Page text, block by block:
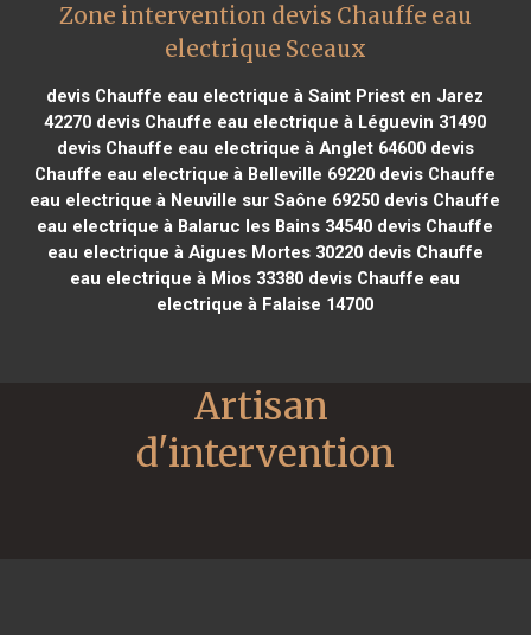
Zone intervention devis Chauffe eau
electrique Sceaux
devis Chauffe eau electrique à Saint Priest en Jarez
42270 devis Chauffe eau electrique à Léguevin 31490
devis Chauffe eau electrique à Anglet 64600devis
Chauffe eau electrique à Belleville 69220 devis Chauffe
eau electrique à Neuville sur Saône 69250 devis Chauffe
eau electrique à Balaruc les Bains 34540 devis Chauffe
eau electrique à Aigues Mortes 30220devis Chauffe
eau electrique à Mios 33380 devis Chauffe eau
electrique à Falaise 14700
Artisan
d'intervention